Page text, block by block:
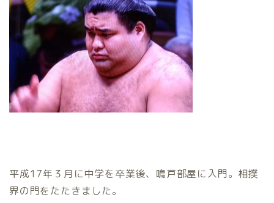
平成17年３月に中学を卒業後、鳴戸部屋に入門。相撲
界の門をたたきました。